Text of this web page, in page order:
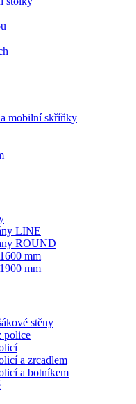
mobilní skříňky
LINE
ROUND
mm
mm
stěny
police
a zrcadlem
a botníkem